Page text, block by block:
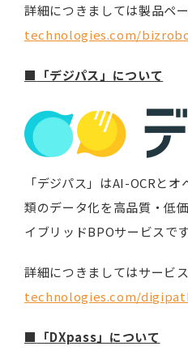
詳細につきましては製品ペー
technologies.com/
■ 「デジパス」について
「デジパス」はAI-OCRと
類のデータ化を高品質・低
イブリッドBPOサービスです
詳細につきましてはサービス
technologies.com/
■ 「DXpass」について